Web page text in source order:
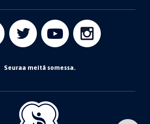
Seuraa meitä somessa.